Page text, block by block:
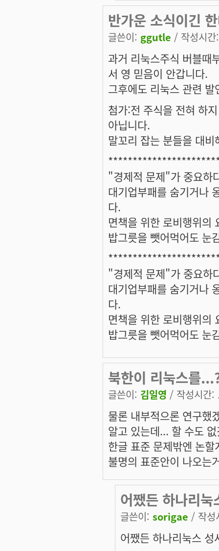
반가운 소식이긴
글쓴이: ggutle / 작성시
과거 리눅스주식 버블때
서 영 믿음이 안갑니다.
그후에도 리눅스 관련
첨가:전 주식을 전혀 하
아닙니다.
말꼬리 잡는 분들을 대
"경제적 문제"가 중요하
대기업부패를 숨기거나
다.
면책을 위한 로비행위의
밥그릇을 뺏어먹어도 눈
"경제적 문제"가 중요하
대기업부패를 숨기거나
다.
면책을 위한 로비행위의
밥그릇을 뺏어먹어도 눈
북한이 리눅스를
글쓴이: 김일영 / 작성시간
물론 내부적으론 연구했
알고 있는데... 할 수도
한글 표준 문제밖엔 논
불명의 표준안이 나오는
어쨌든 하나리눅
글쓴이: sorigae / 작
어쨌든 하나리눅스